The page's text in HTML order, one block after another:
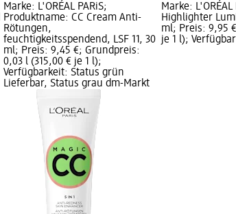
Marke: L'ORÉAL PARiS;
Produktname: CC Cream Anti-
Rötungen,
feuchtigkeitsspendend, LSF 11, 30
ml; Preis: 9,45 €; Grundpreis:
0,03 l (315,00 € je 1 l);
Verfügbarkeit: Status grün
Lieferbar, Status grau dm-Markt
Marke:
Highlighter
ml; Preis: 9,95
je 1 l);